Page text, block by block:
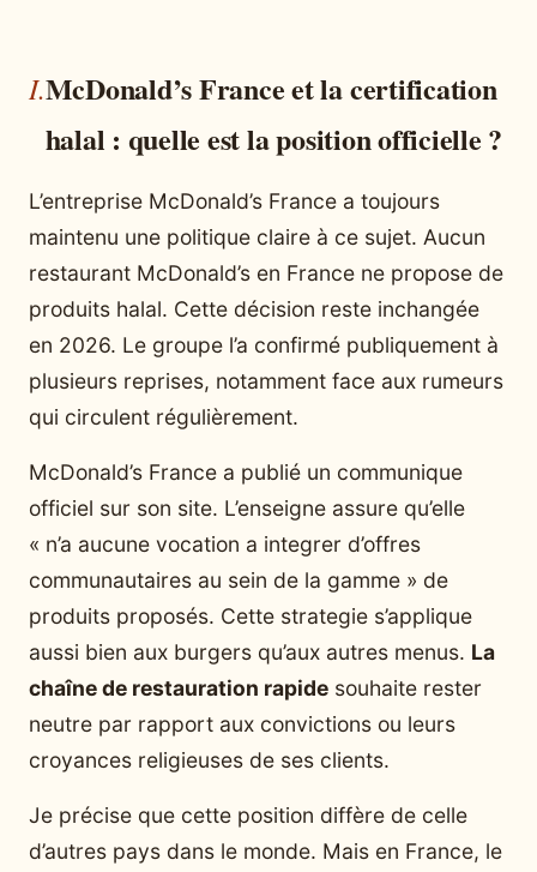
McDonald’s France et la certification
halal : quelle est la position officielle ?
L’entreprise McDonald’s France a toujours
maintenu une politique claire à ce sujet. Aucun
restaurant McDonald’s en France ne propose de
produits halal. Cette décision reste inchangée
en 2026. Le groupe l’a confirmé publiquement à
plusieurs reprises, notamment face aux rumeurs
qui circulent régulièrement.
McDonald’s France a publié un communique
officiel sur son site. L’enseigne assure qu’elle
« n’a aucune vocation a integrer d’offres
communautaires au sein de la gamme » de
produits proposés. Cette strategie s’applique
aussi bien aux burgers qu’aux autres menus. La
chaîne de restauration rapide souhaite rester
neutre par rapport aux convictions ou leurs
croyances religieuses de ses clients.
Je précise que cette position diffère de celle
d’autres pays dans le monde. Mais en France, le